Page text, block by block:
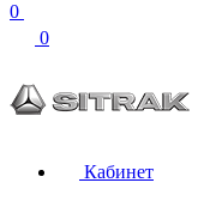
0
0
Кабинет